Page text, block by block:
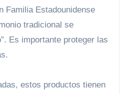
Familia Estadounidense
tradicional se
Es importante proteger las
estos productos tienen